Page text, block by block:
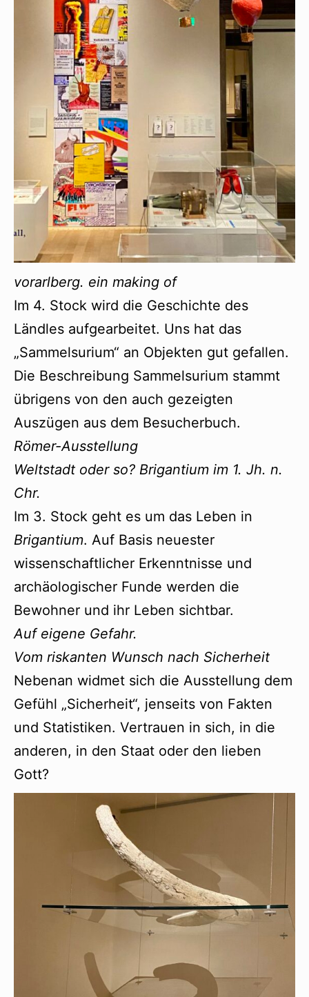
vorarlberg. ein making of
Im 4. Stock wird die Geschichte des
Ländles aufgearbeitet. Uns hat das
„Sammelsurium“ an Objekten gut gefallen.
Die Beschreibung Sammelsurium stammt
übrigens von den auch gezeigten
Auszügen aus dem Besucherbuch.
Römer-Ausstellung
Weltstadt oder so? Brigantium im 1. Jh. n.
Chr.
Im 3. Stock geht es um das Leben in
Brigantium. Auf Basis neuester
wissenschaftlicher Erkenntnisse und
archäologischer Funde werden die
Bewohner und ihr Leben sichtbar.
Auf eigene Gefahr.
Vom riskanten Wunsch nach Sicherheit
Nebenan widmet sich die Ausstellung dem
Gefühl „Sicherheit“, jenseits von Fakten
und Statistiken. Vertrauen in sich, in die
anderen, in den Staat oder den lieben
Gott?